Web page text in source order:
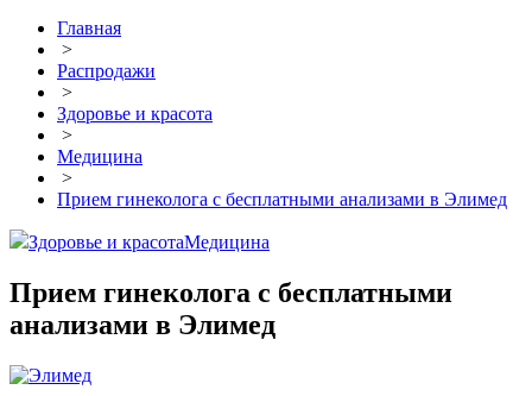
Главная
>
Распродажи
>
Здоровье и красота
>
Медицина
>
Прием гинеколога с бесплатными анализами в Элимед
Здоровье и красотаМедицина
Прием гинеколога с бесплатными
анализами в Элимед